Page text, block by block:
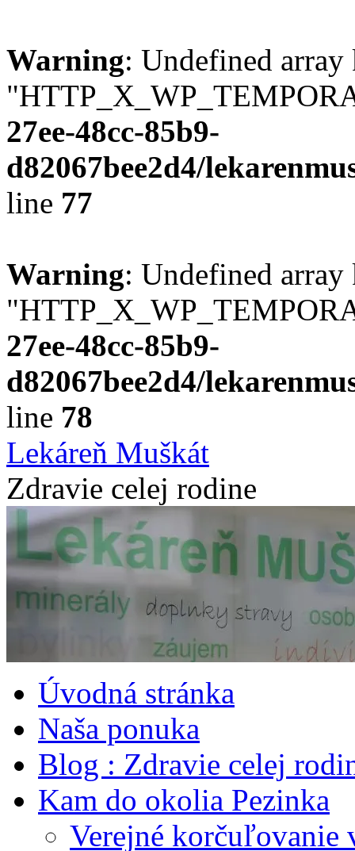
Warning: Undefined array
27ee-48cc-85b9-
d82067bee2d4/
line 77
Warning: Undefined array
27ee-48cc-85b9-
d82067bee2d4/
line 78
Preskočiť
obsah
Lekáreň Muškát
Zdravie celej rodine
Úvodná stránka
Naša ponuka
Blog : Zdravie celej
Kam do okolia Pezinka
Verejné korčuľovanie